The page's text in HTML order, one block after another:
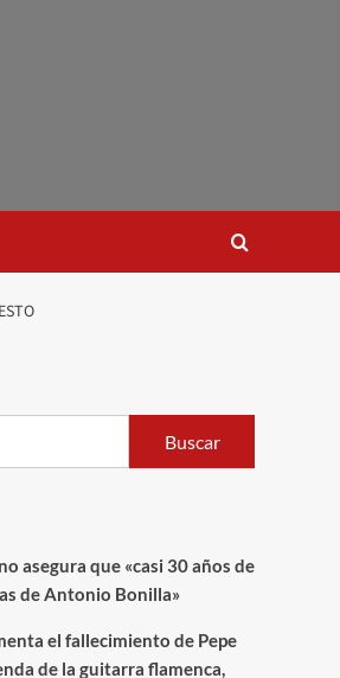
Buscar
asegura que «casi 30 años de
de Antonio Bonilla»
el fallecimiento de Pepe
de la guitarra flamenca,